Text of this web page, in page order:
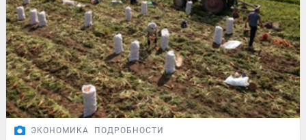
ЭКОНОМИКА ПОДРОБНОСТИ